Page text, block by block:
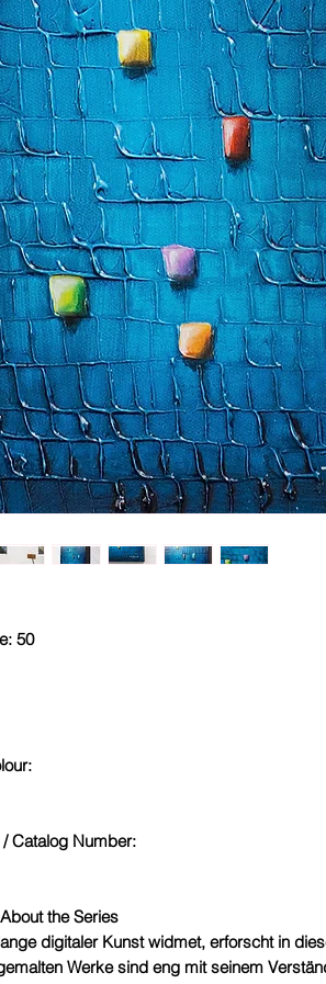
50
Catalog Number:
the Series
digitaler Kunst widmet, erforscht in
Werke sind eng mit seinem